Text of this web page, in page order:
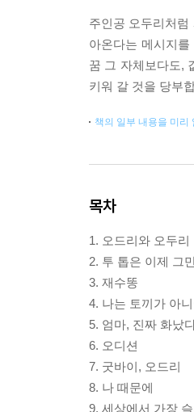
주인공 오두리처
아온다는 메시지
꿈 그 자체보다도,
키워 갈 것을 당부
책의 일부 내용을 미리
목차
1. 오드리와 오두리
2. 투 톱은 이제 그
3. 재수똥
4. 나는 토끼가 아
5. 엄마, 진짜 화났
6. 오디션
7. 굿바이, 오드리
8. 나 때문에
9. 세상에서 가장